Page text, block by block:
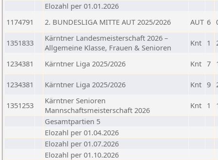
Elozahl per 01.01.2026
1174791
2. BUNDESLIGA MITTE AUT 2025/2026 AUT 6
1351833
Kärntner Landesmeisterschaft 2026 –
Allgemeine Klasse, Frauen & Senioren
Knt 1
1234381 Kärntner Liga 2025/2026 Knt 7
1234381 Kärntner Liga 2025/2026 Knt 9
1351253
Kärntner Senioren
Mannschaftsmeisterschaft 2026
Knt 1
Gesamtpartien 5
Elozahl per 01.04.2026
Elozahl per 01.07.2026
Elozahl per 01.10.2026